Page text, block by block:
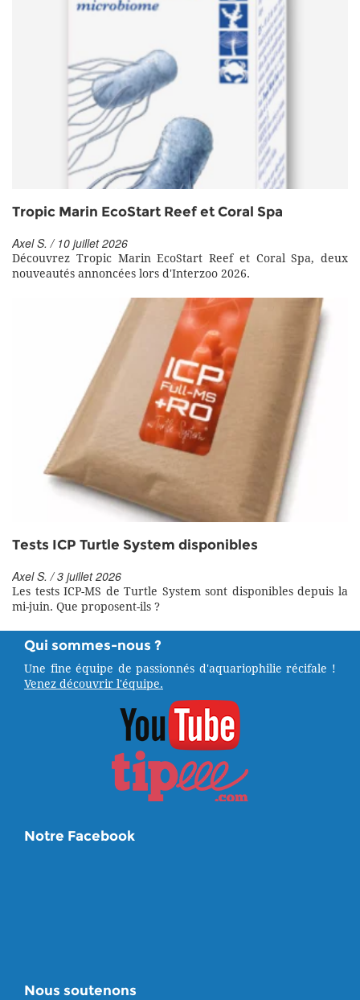
Tropic Marin EcoStart Reef et Coral Spa
Axel S. / 10 juillet 2026
Découvrez Tropic Marin EcoStart Reef et Coral Spa, deux
nouveautés annoncées lors d'Interzoo 2026.
Tests ICP Turtle System disponibles
Axel S. / 3 juillet 2026
Les tests ICP-MS de Turtle System sont disponibles depuis la
mi-juin. Que proposent-ils ?
Qui sommes-nous ?
Une fine équipe de passionnés d'aquariophilie récifale !
Venez découvrir l'équipe.
Notre Facebook
Nous soutenons